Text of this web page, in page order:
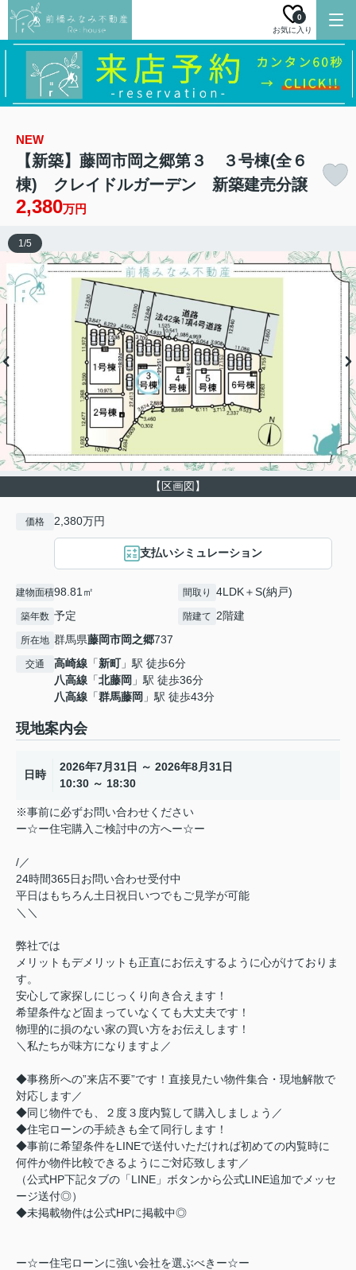
お気に入り
0
NEW
【新築】藤岡市岡之郷第３ ３号棟(全６
棟) クレイドルガーデン 新築建売分譲
2,380万円
【区画図】
1/5
価格 2,380万円
支払いシミュレーション
建物面積98.81㎡ 間取り 4LDK＋S(納戸)
築年数 予定 階建て 2階建
所在地 群馬県藤岡市岡之郷737
交通 高崎線 「新町」駅 徒歩6分
八高線 「北藤岡 」駅 徒歩36分
八高線 「群馬藤岡 」駅 徒歩43分
現地案内会
日時
2026年7月31日 ～ 2026年8月31日
10:30 ～ 18:30
※事前に必ずお問い合わせください
ー☆ー住宅購入ご検討中の方へー☆ー
/／
24時間365日お問い合わせ受付中
平日はもちろん土日祝日いつでもご見学が可能
＼＼
弊社では
メリットもデメリットも正直にお伝えするように心がけておりま
す。
安心して家探しにじっくり向き合えます！
希望条件など固まっていなくても大丈夫です！
物理的に損のない家の買い方をお伝えします！
＼私たちが味方になりますよ／
◆事務所への”来店不要”です！直接見たい物件集合・現地解散で
対応します／
◆同じ物件でも、２度３度内覧して購入しましょう／
◆住宅ローンの手続きも全て同行します！
◆事前に希望条件をLINEで送付いただければ初めての内覧時に
何件か物件比較できるようにご対応致します／
（公式HP下記タブの「LINE」ボタンから公式LINE追加でメッセ
ージ送付◎）
◆未掲載物件は公式HPに掲載中◎
ー☆ー住宅ローンに強い会社を選ぶべきー☆ー